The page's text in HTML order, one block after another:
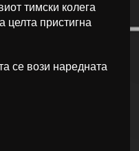
тимски колега
целта пристигна
се вози наредната